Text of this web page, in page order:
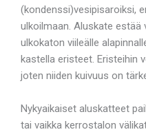
(kondenssi)vesipisaroiksi,
ulkoilmaan. Aluskate
ulkokaton viileälle
kastella eristeet. Eristeihin
joten niiden kuivuus on
Nykyaikaiset aluskatteet
tai vaikka kerrostalon